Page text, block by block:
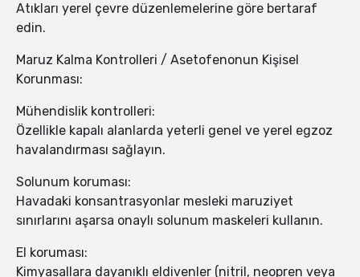
Atıkları yerel çevre düzenlemelerine göre bertaraf
edin.
Maruz Kalma Kontrolleri / Asetofenonun Kişisel
Korunması:
Mühendislik kontrolleri:
Özellikle kapalı alanlarda yeterli genel ve yerel egzoz
havalandırması sağlayın.
Solunum koruması:
Havadaki konsantrasyonlar mesleki maruziyet
sınırlarını aşarsa onaylı solunum maskeleri kullanın.
El koruması:
Kimyasallara dayanıklı eldivenler (nitril, neopren veya